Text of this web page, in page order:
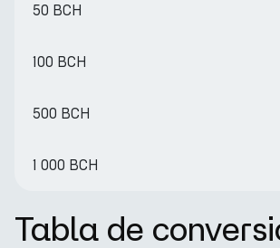
50 BCH
100 BCH
500 BCH
1 000 BCH
Tabla de